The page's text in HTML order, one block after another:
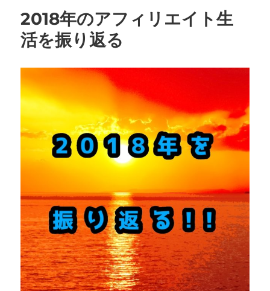
2018年のアフィリエイト生
活を振り返る